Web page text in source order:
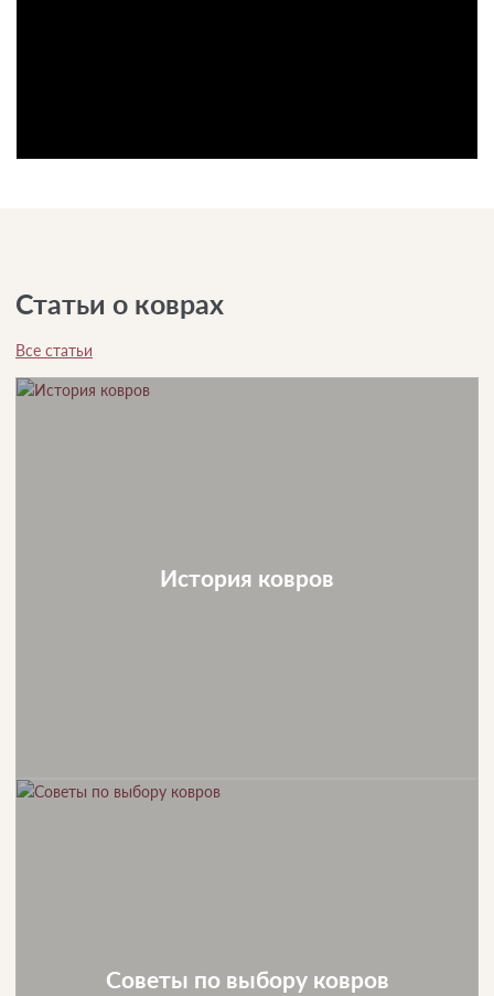
Статьи о коврах
Все статьи
История ковров
Советы по выбору ковров